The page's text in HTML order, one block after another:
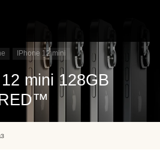
IPhone 12 mini
mini 128GB